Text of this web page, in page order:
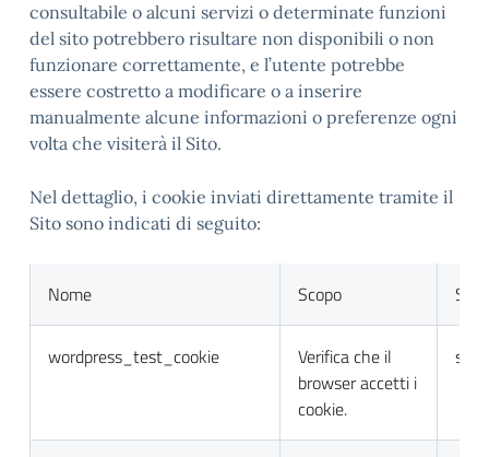
consultabile o alcuni servizi o determinate funzioni
del sito potrebbero risultare non disponibili o non
funzionare correttamente, e l’utente potrebbe
essere costretto a modificare o a inserire
manualmente alcune informazioni o preferenze ogni
volta che visiterà il Sito.
Nel dettaglio, i cookie inviati direttamente tramite il
Sito sono indicati di seguito:
Nome Scopo
wordpress_test_cookie
Verifica che il
browser accetti i
cookie.